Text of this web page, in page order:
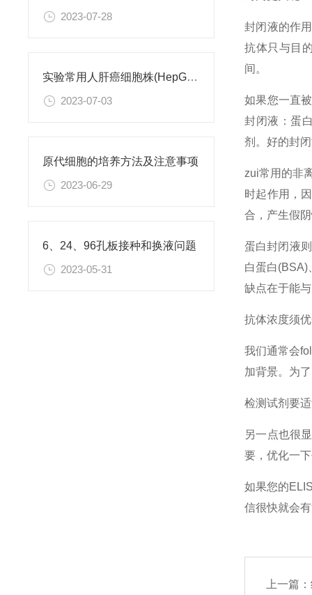
2023-07-28
实验常用人肝癌细胞株(HepG2/Hep3B,HuH-7,MHCC97H,PLC/PRF/5)怎么选？
2023-07-03
原代细胞的培养方法及注意事项
2023-06-29
6、24、96孔板接种和换液问题
2023-05-31
封闭液的作
抗体只与目
间。
如果您一直
封闭液：蛋
剂。好的封
zui常用的非
时起作用，
合，产生假
蛋白封闭液
白蛋白(BSA)
缺点在于能
抗体浓度须
我们通常会
加背景。为
检测试剂要
另一点也很
要，优化一
如果您的
信很快就会
上一篇：